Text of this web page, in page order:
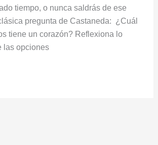
tiempo, o nunca saldrás de ese
pregunta de Castaneda: ¿Cuál
tiene un corazón? Reflexiona lo
las opciones